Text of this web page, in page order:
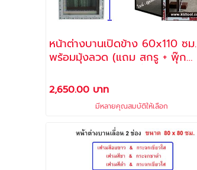
หน้าต่างบานเปิดข้าง 60x110 ซม.
พร้อมมุ้งลวด (แถม สกรู + พุ๊ก
2,650.00 บาท
มีหลายคุณสมบัติให้เลือก